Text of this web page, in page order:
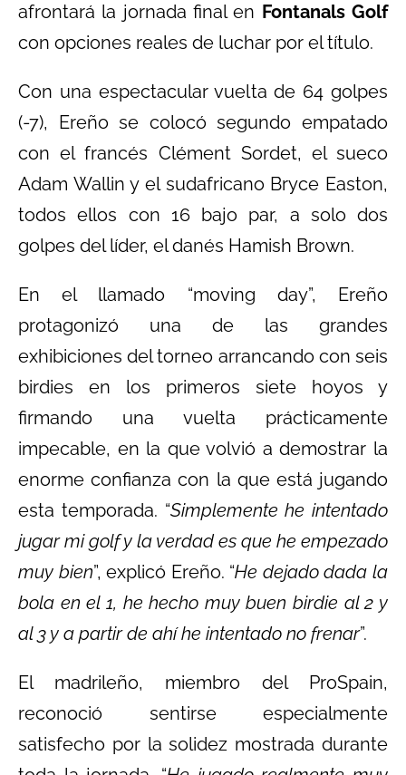
afrontará la jornada final en Fontanals Golf
con opciones reales de luchar por el título.
Con una espectacular vuelta de 64 golpes
(-7), Ereño se colocó segundo empatado
con el francés Clément Sordet, el sueco
Adam Wallin y el sudafricano Bryce Easton,
todos ellos con 16 bajo par, a solo dos
golpes del líder, el danés Hamish Brown.
En el llamado “moving day”, Ereño
protagonizó una de las grandes
exhibiciones del torneo arrancando con seis
birdies en los primeros siete hoyos y
firmando una vuelta prácticamente
impecable, en la que volvió a demostrar la
enorme confianza con la que está jugando
esta temporada. “Simplemente he intentado
jugar mi golf y la verdad es que he empezado
muy bien”, explicó Ereño. “He dejado dada la
bola en el 1, he hecho muy buen birdie al 2 y
al 3 y a partir de ahí he intentado no frenar”.
El madrileño, miembro del ProSpain,
reconoció sentirse especialmente
satisfecho por la solidez mostrada durante